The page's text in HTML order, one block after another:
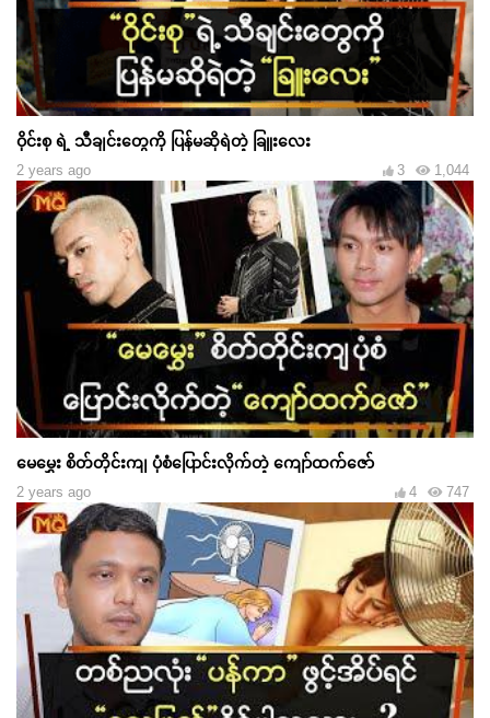
ဝိုင်းစု ရဲ့ သီချင်းတွေကို ပြန်မဆိုရဲတဲ့ ခြူးလေး
2 years ago 1,044
3
မေမွှေး စိတ်တိုင်းကျ ပုံစံပြောင်းလိုက်တဲ့ ကျော်ထက်ဇော်
2 years ago 747
4